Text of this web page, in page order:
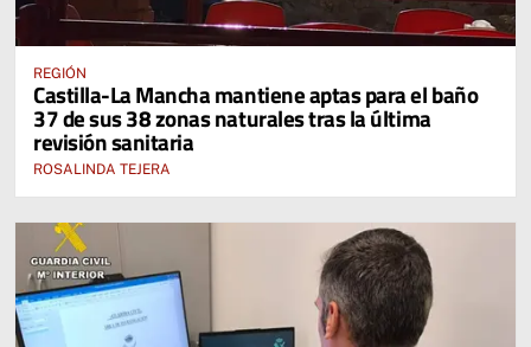
REGIÓN
Castilla-La Mancha mantiene aptas para el baño
37 de sus 38 zonas naturales tras la última
revisión sanitaria
ROSALINDA TEJERA